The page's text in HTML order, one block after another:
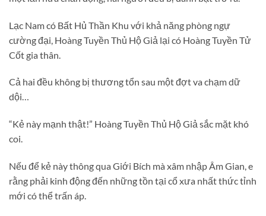
Lạc Nam có Bất Hủ Thần Khu với khả năng phòng ngự
cường đại, Hoàng Tuyền Thủ Hộ Giả lại có Hoàng Tuyền Tử
Cốt gia thân.
Cả hai đều không bị thương tổn sau một đợt va chạm dữ
dội…
“Kẻ này mạnh thật!” Hoàng Tuyền Thủ Hộ Giả sắc mặt khó
coi.
Nếu để kẻ này thông qua Giới Bích mà xâm nhập Âm Gian, e
rằng phải kinh động đến những tồn tại cổ xưa nhất thức tỉnh
mới có thể trấn áp.